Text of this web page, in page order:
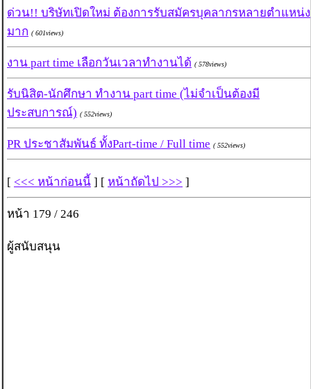
ด่วน!! บริษัทเปิดใหม่ ต้องการรับสมัครบุคลากรหลายตำแหน่ง
มาก ( 601views)
งาน part time เลือกวันเวลาทำงานได้ ( 578views)
รับนิสิต-นักศึกษา ทำงาน part time (ไม่จำเป็นต้องมี
ประสบการณ์) ( 552views)
PR ประชาสัมพันธ์ ทั้งPart-time / Full time ( 552views)
[ <<< หน้าก่อนนี้ ] [ หน้าถัดไป >>> ]
หน้า 179 / 246
ผู้สนับสนุน